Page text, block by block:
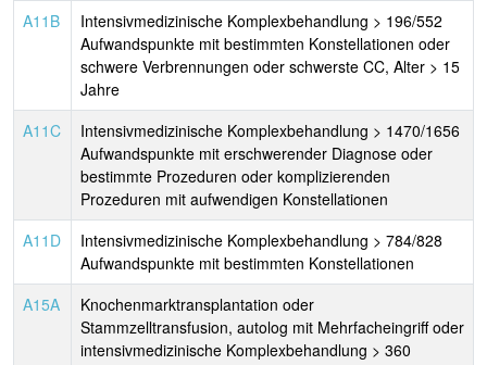
A11B
Intensivmedizinische Komplexbehandlung > 196/552
Aufwandspunkte mit bestimmten Konstellationen oder
schwere Verbrennungen oder schwerste CC, Alter > 15
Jahre
A11C
Intensivmedizinische Komplexbehandlung > 1470/1656
Aufwandspunkte mit erschwerender Diagnose oder
bestimmte Prozeduren oder komplizierenden
Prozeduren mit aufwendigen Konstellationen
A11D
Intensivmedizinische Komplexbehandlung > 784/828
Aufwandspunkte mit bestimmten Konstellationen
A15A
Knochenmarktransplantation oder
Stammzelltransfusion, autolog mit Mehrfacheingriff oder
intensivmedizinische Komplexbehandlung > 360